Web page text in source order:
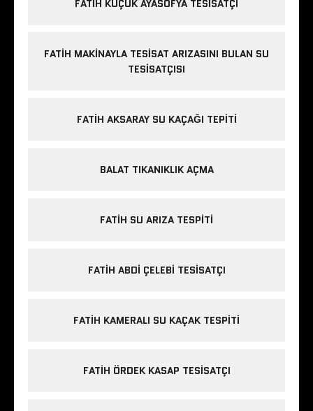
FATIH KÜÇÜK AYASOFYA TESISATÇI
FATIH MAKINAYLA TESISAT ARIZASINI BULAN SU
TESISATÇISI
FATIH AKSARAY SU KAÇAĞI TEPITI
BALAT TIKANIKLIK AÇMA
FATIH SU ARIZA TESPITI
FATIH ABDI ÇELEBI TESISATÇI
FATIH KAMERALI SU KAÇAK TESPITI
FATIH ÖRDEK KASAP TESISATÇI